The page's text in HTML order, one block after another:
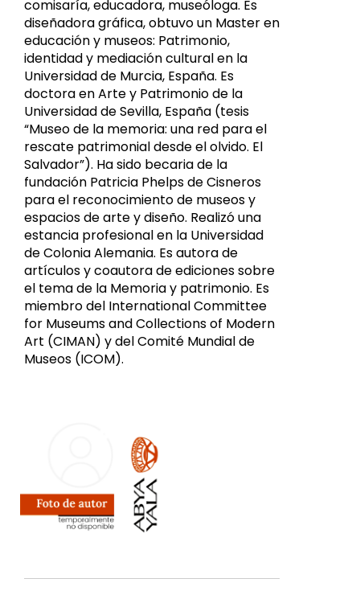
comisaría, educadora, museóloga. Es
diseñadora gráfica, obtuvo un Master en
educación y museos: Patrimonio,
identidad y mediación cultural en la
Universidad de Murcia, España. Es
doctora en Arte y Patrimonio de la
Universidad de Sevilla, España (tesis
“Museo de la memoria: una red para el
rescate patrimonial desde el olvido. El
Salvador”). Ha sido becaria de la
fundación Patricia Phelps de Cisneros
para el reconocimiento de museos y
espacios de arte y diseño. Realizó una
estancia profesional en la Universidad
de Colonia Alemania. Es autora de
artículos y coautora de ediciones sobre
el tema de la Memoria y patrimonio. Es
miembro del International Committee
for Museums and Collections of Modern
Art (CIMAN) y del Comité Mundial de
Museos (ICOM).